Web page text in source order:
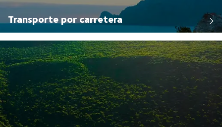
Transporte por carretera